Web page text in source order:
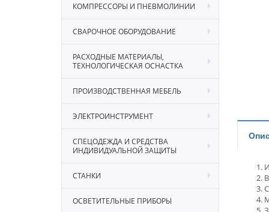
КОМПРЕССОРЫ И ПНЕВМОЛИНИИ
СВАРОЧНОЕ ОБОРУДОВАНИЕ
РАСХОДНЫЕ МАТЕРИАЛЫ,
ТЕХНОЛОГИЧЕСКАЯ ОСНАСТКА
ПРОИЗВОДСТВЕННАЯ МЕБЕЛЬ
ЭЛЕКТРОИНСТРУМЕНТ
СПЕЦОДЕЖДА И СРЕДСТВА
ИНДИВИДУАЛЬНОЙ ЗАЩИТЫ
СТАНКИ
ОСВЕТИТЕЛЬНЫЕ ПРИБОРЫ